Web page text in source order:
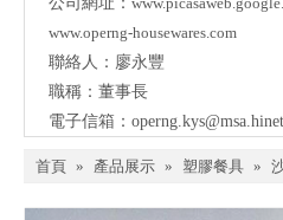
www.operng-housewares.com
聯絡人：廖永豐
職稱：董事長
電子信箱：
首頁 » 產品展示 » 塑膠餐具 »